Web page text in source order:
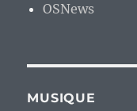
OSNews
MUSIQUE